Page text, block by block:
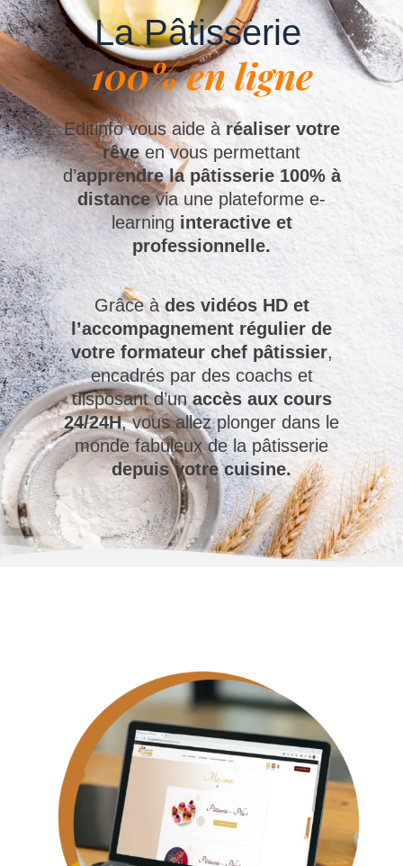
La Pâtisserie
100% en ligne
Editinfo vous aide àréaliser votre
rêveen vous permettant
d’apprendre la pâtisserie 100% à
distancevia une plateforme e-
learning interactive et
professionnelle.
Grâce àdes vidéos HD et
l’accompagnement régulier de
votre formateur chef pâtissier,
encadrés par des coachs et
disposant d’unaccès aux cours
24/24H, vous allez plonger dans le
monde fabuleux de la pâtisserie
depuis votre cuisine.